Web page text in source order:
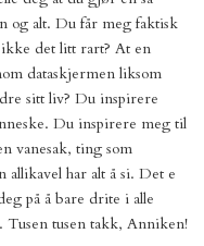
og alt. Du får meg faktisk
det litt rart? At en
dataskjermen liksom
sitt liv? Du inspirere
Du inspirere meg til
vanesak, ting som
allikavel har alt å si. Det e
på å bare drite i alle
tusen takk, Anniken!